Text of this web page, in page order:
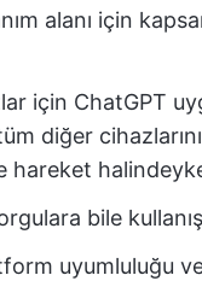
alanı için
için ChatGPT
diğer
hareket
bile
uyumluluğu